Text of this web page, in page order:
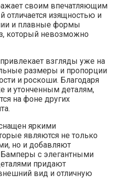
своим впечатляющим
изящностью и
и плавные формы
который невозможно
взгляды уже на
размеры и пропорции
и роскоши. Благодаря
и утонченным деталям,
на фоне других
яркими
являются не только
но и добавляют
с элегантными
придают
вид и отличную